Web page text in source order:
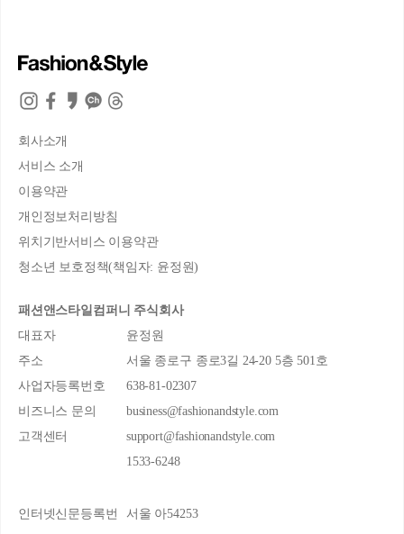
회사소개
서비스 소개
이용약관
개인정보처리방침
위치기반서비스 이용약관
청소년 보호정책(책임자: 윤정원)
패션앤스타일컴퍼니 주식회사
대표자
윤정원
주소
서울 종로구 종로3길 24-20 5층 501호
사업자등록번호
638-81-02307
비즈니스 문의
business@fashionandstyle.com
고객센터
support@fashionandstyle.com
1533-6248
인터넷신문등록번
서울 아54253